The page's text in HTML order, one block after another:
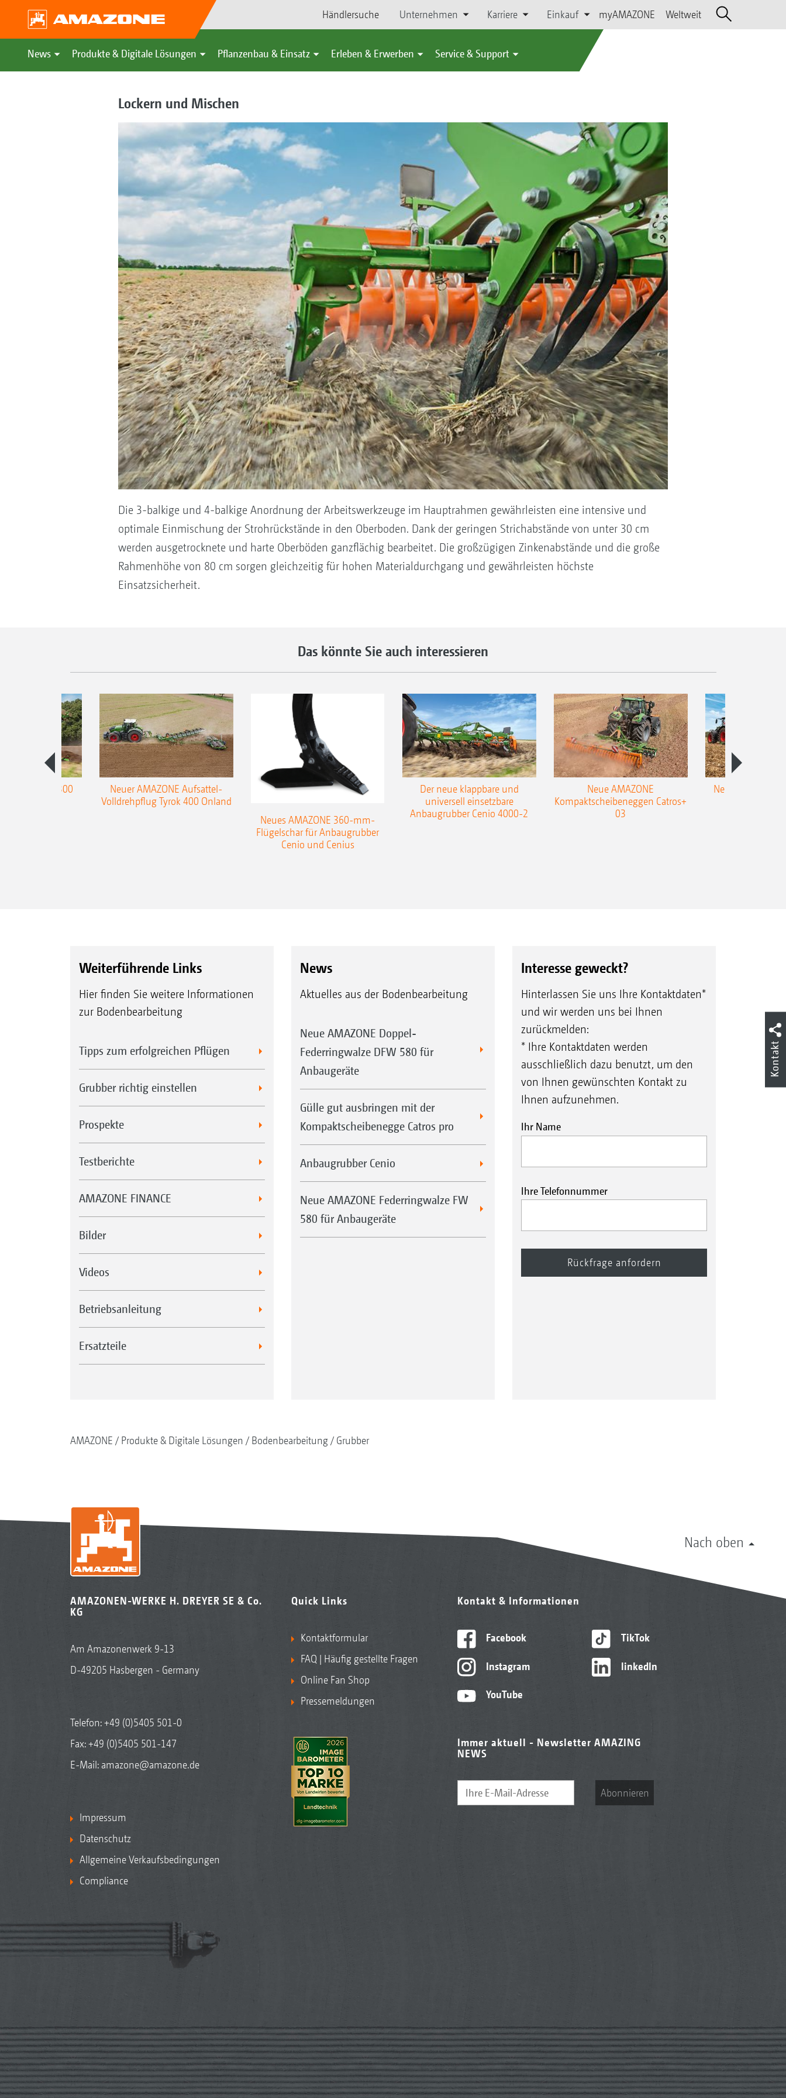
Händlersuche Unternehmen Karriere Einkauf myAMAZONE Weltweit
News Produkte & Digitale Lösungen Pflanzenbau & Einsatz Erleben & Erwerben Service & Support
Lockern und Mischen
Die 3-balkige und 4-balkige Anordnung der Arbeitswerkzeuge im Hauptrahmen gewährleisten eine intensive und
optimale Einmischung der Strohrückstände in den Oberboden. Dank der geringen Strichabstände von unter 30 cm
werden ausgetrocknete und harte Oberböden ganzflächig bearbeitet. Die großzügigen Zinkenabstände und die große
Rahmenhöhe von 80 cm sorgen gleichzeitig für hohen Materialdurchgang und gewährleisten höchste
Einsatzsicherheit.
Das könnte Sie auch interessieren
Teres 300
Neuer AMAZONE Aufsattel-
Volldrehpflug Tyrok 400 Onland
Neues AMAZONE 360-mm-
Flügelschar für Anbaugrubber
Cenio und Cenius
Der neue klappbare und
universell einsetzbare
Anbaugrubber Cenio 4000-2
Neue AMAZONE
Kompaktscheibeneggen Catros+
03
Neuer
Weiterführende Links
Hier finden Sie weitere Informationen
zur Bodenbearbeitung
Tipps zum erfolgreichen Pflügen
Grubber richtig einstellen
Prospekte
Testberichte
AMAZONE FINANCE
Bilder
Videos
Betriebsanleitung
Ersatzteile
News
Aktuelles aus der Bodenbearbeitung
Neue AMAZONE Doppel-
Federringwalze DFW 580 für
Anbaugeräte
Gülle gut ausbringen mit der
Kompaktscheibenegge Catros pro
Anbaugrubber Cenio
Neue AMAZONE Federringwalze FW
580 für Anbaugeräte
Interesse geweckt?
Hinterlassen Sie uns Ihre Kontaktdaten*
und wir werden uns bei Ihnen
zurückmelden:
* Ihre Kontaktdaten werden
ausschließlich dazu benutzt, um den
von Ihnen gewünschten Kontakt zu
Ihnen aufzunehmen.
Ihr Name
Ihre Telefonnummer
AMAZONE Produkte & Digitale Lösungen Bodenbearbeitung Grubber
Nach oben
AMAZONEN-WERKE H. DREYER SE & Co.
KG
Am Amazonenwerk 9-13
D-49205 Hasbergen - Germany
Telefon:+49 (0)5405 501-0
Fax: +49 (0)5405 501-147
E-Mail: amazone@amazone.de
Impressum
Datenschutz
Allgemeine Verkaufsbedingungen
Compliance
Quick Links
Kontaktformular
FAQ | Häufig gestellte Fragen
Online Fan Shop
Pressemeldungen
Kontakt & Informationen
Facebook
Instagram
YouTube
TikTok
linkedIn
Immer aktuell - Newsletter AMAZING
NEWS
Abonnieren
Kontakt